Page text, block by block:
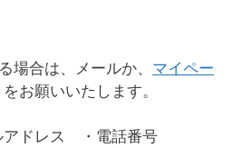
場合は、メールか、 マイペー
お願いいたします。
アドレス ・電話番号